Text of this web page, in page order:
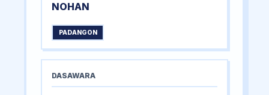
NOHAN
PADANGON
DASAWARA